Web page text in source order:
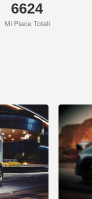
6624
Mi Piace Totali